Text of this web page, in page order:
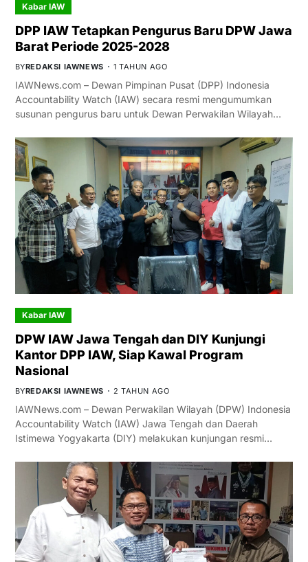
Kabar IAW
DPP IAW Tetapkan Pengurus Baru DPW Jawa
Barat Periode 2025-2028
BYREDAKSI IAWNEWS 1 TAHUN AGO
IAWNews.com – Dewan Pimpinan Pusat (DPP) Indonesia
Accountability Watch (IAW) secara resmi mengumumkan
susunan pengurus baru untuk Dewan Perwakilan Wilayah…
Kabar IAW
DPW IAW Jawa Tengah dan DIY Kunjungi
Kantor DPP IAW, Siap Kawal Program
Nasional
BYREDAKSI IAWNEWS 2 TAHUN AGO
IAWNews.com – Dewan Perwakilan Wilayah (DPW) Indonesia
Accountability Watch (IAW) Jawa Tengah dan Daerah
Istimewa Yogyakarta (DIY) melakukan kunjungan resmi…